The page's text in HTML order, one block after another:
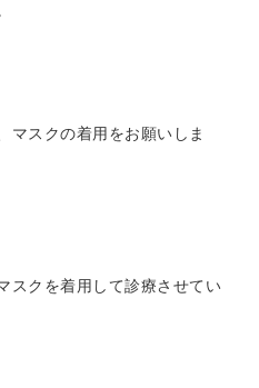
マスクの着用をお願いしま
スクを着用して診療させてい